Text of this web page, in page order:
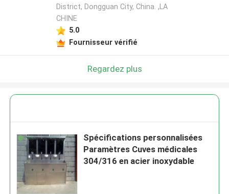
District, Dongguan City, China. ,LA
CHINE
5.0
Fournisseur vérifié
Regardez plus
Spécifications personnalisées
Paramètres Cuves médicales
304/316 en acier inoxydable